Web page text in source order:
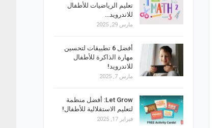
تعليم الرياضيات للأطفال
للاندرويد…
مارس 29, 2025
أفضل 6 تطبيقات لتحسين
مهارة الذاكرة للأطفال
للاندرويد!
مارس 7, 2025
Let Grow: أفضل منظمة
لتعليم الاستقلالية للأطفال!
فبراير 17, 2025